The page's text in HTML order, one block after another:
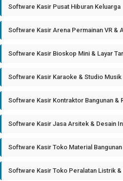
Software Kasir Pusat Hiburan Keluarga
Software Kasir Arena Permainan VR &
Software Kasir Bioskop Mini & Layar
Software Kasir Karaoke & Studio Musik
Software Kasir Kontraktor Bangunan &
Software Kasir Jasa Arsitek & Desain
Software Kasir Toko Material Bangunan
Software Kasir Toko Peralatan Listrik &